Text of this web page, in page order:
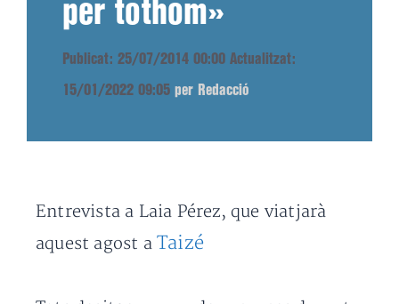
per tothom»
Publicat: 25/07/2014 00:00 Actualitzat:
15/01/2022 09:05 per Redacció
Entrevista a Laia Pérez, que viatjarà
aquest agost a Taizé